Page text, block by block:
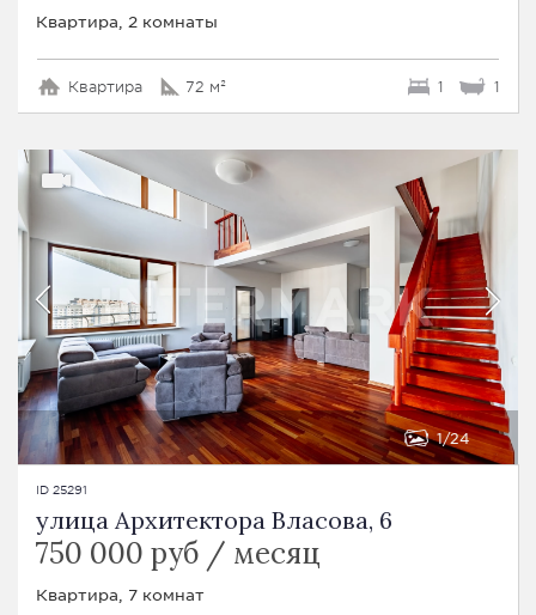
Квартира, 2 комнаты
Квартира 72 м² 1 1
1 24
ID 25291
улица Архитектора Власова, 6
750 000 руб / месяц
Квартира, 7 комнат